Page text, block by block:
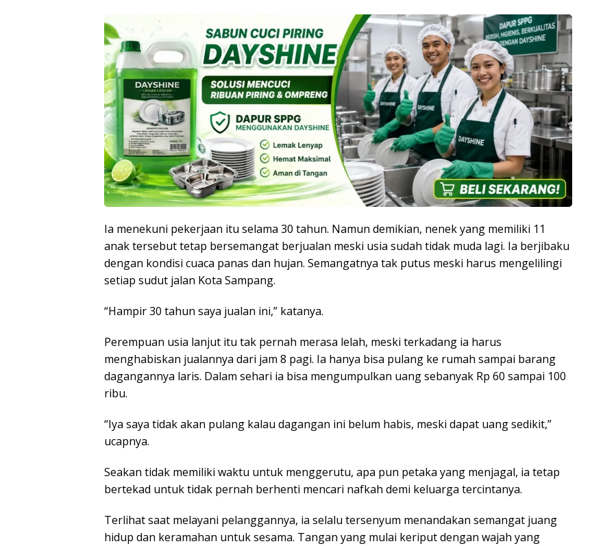
Ia menekuni pekerjaan itu selama 30 tahun. Namun demikian, nenek yang memiliki 11
anak tersebut tetap bersemangat berjualan meski usia sudah tidak muda lagi. Ia berjibaku
dengan kondisi cuaca panas dan hujan. Semangatnya tak putus meski harus mengelilingi
setiap sudut jalan Kota Sampang.
“Hampir 30 tahun saya jualan ini,” katanya.
Perempuan usia lanjut itu tak pernah merasa lelah, meski terkadang ia harus
menghabiskan jualannya dari jam 8 pagi. Ia hanya bisa pulang ke rumah sampai barang
dagangannya laris. Dalam sehari ia bisa mengumpulkan uang sebanyak Rp 60 sampai 100
ribu.
“Iya saya tidak akan pulang kalau dagangan ini belum habis, meski dapat uang sedikit,”
ucapnya.
Seakan tidak memiliki waktu untuk menggerutu, apa pun petaka yang menjagal, ia tetap
bertekad untuk tidak pernah berhenti mencari nafkah demi keluarga tercintanya.
Terlihat saat melayani pelanggannya, ia selalu tersenyum menandakan semangat juang
hidup dan keramahan untuk sesama. Tangan yang mulai keriput dengan wajah yang